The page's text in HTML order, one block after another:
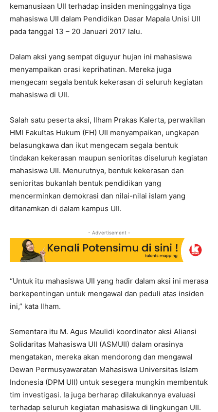
kemanusiaan UII terhadap insiden meninggalnya tiga
mahasiswa UII dalam Pendidikan Dasar Mapala Unisi UII
pada tanggal 13 – 20 Januari 2017 lalu.
Dalam aksi yang sempat diguyur hujan ini mahasiswa
menyampaikan orasi keprihatinan. Mereka juga
mengecam segala bentuk kekerasan di seluruh kegiatan
mahasiswa di UII.
Salah satu peserta aksi, Ilham Prakas Kalerta, perwakilan
HMI Fakultas Hukum (FH) UII menyampaikan, ungkapan
belasungkawa dan ikut mengecam segala bentuk
tindakan kekerasan maupun senioritas diseluruh kegiatan
mahasiswa UII. Menurutnya, bentuk kekerasan dan
senioritas bukanlah bentuk pendidikan yang
mencerminkan demokrasi dan nilai-nilai islam yang
ditanamkan di dalam kampus UII.
- Advertisement -
“Untuk itu mahasiswa UII yang hadir dalam aksi ini merasa
berkepentingan untuk mengawal dan peduli atas insiden
ini,” kata Ilham.
Sementara itu M. Agus Maulidi koordinator aksi Aliansi
Solidaritas Mahasiswa UII (ASMUII) dalam orasinya
mengatakan, mereka akan mendorong dan mengawal
Dewan Permusyawaratan Mahasiswa Universitas Islam
Indonesia (DPM UII) untuk sesegera mungkin membentuk
tim investigasi. Ia juga berharap dilakukannya evaluasi
terhadap seluruh kegiatan mahasiswa di lingkungan UII.